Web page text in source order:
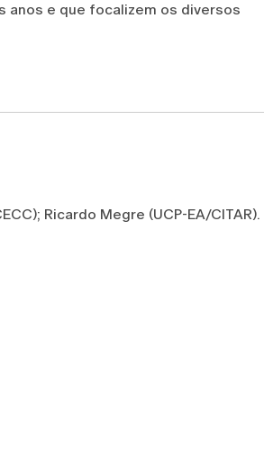
e que focalizem os diversos
Ricardo Megre (UCP-EA/CITAR).